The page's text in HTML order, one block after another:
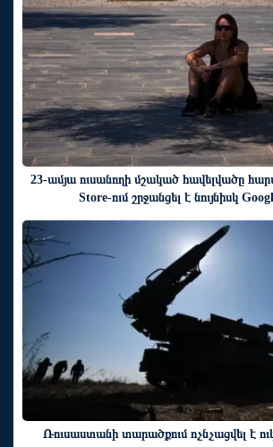
23-ամյա ուսանողի մշակած հավելվածը
Store-ում շրջանցել է նույնիսկ
Ռուսաստանի տարածքում ոչնչացվել է